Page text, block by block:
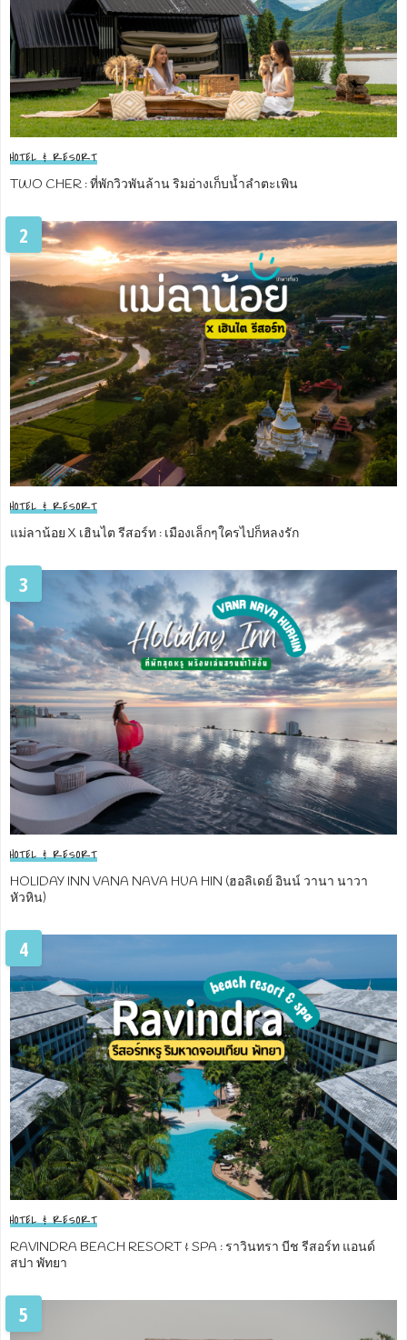
HOTEL & RESORT
TWO CHER : ที่พักวิวพันล้าน ริมอ่างเก็บน้ำลำตะเพิน
2
HOTEL & RESORT
แม่ลาน้อย X เฮินไต รีสอร์ท : เมืองเล็กๆใครไปก็หลงรัก
3
HOTEL & RESORT
HOLIDAY INN VANA NAVA HUA HIN (ฮอลิเดย์ อินน์ วานา นาวา
หัวหิน)
4
HOTEL & RESORT
RAVINDRA BEACH RESORT & SPA : ราวินทรา บีช รีสอร์ท แอนด์
สปา พัทยา
5